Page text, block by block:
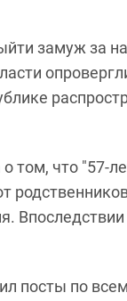
замуж за
том, что "57-
Впоследствии
посты по